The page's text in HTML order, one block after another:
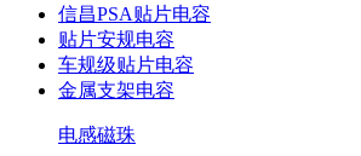
信昌PSA贴片电容
贴片安规电容
车规级贴片电容
金属支架电容
电感磁珠